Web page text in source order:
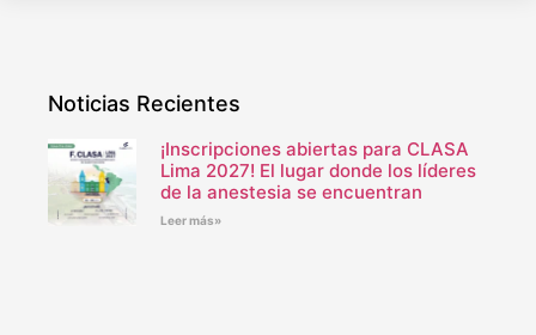
Noticias Recientes
¡Inscripciones abiertas para CLASA
Lima 2027! El lugar donde los líderes
de la anestesia se encuentran
Leer más»